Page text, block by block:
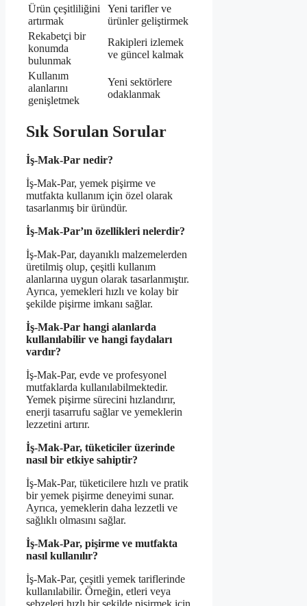
Ürün çeşitliliğini
artırmak
Yeni tarifler ve
ürünler geliştirmek
Rekabetçi bir
konumda
bulunmak
Rakipleri izlemek
ve güncel kalmak
Kullanım
alanlarını
genişletmek
Yeni sektörlere
odaklanmak
Sık Sorulan Sorular
İş-Mak-Par nedir?
İş-Mak-Par, yemek pişirme ve
mutfakta kullanım için özel olarak
tasarlanmış bir üründür.
İş-Mak-Par’ın özellikleri nelerdir?
İş-Mak-Par, dayanıklı malzemelerden
üretilmiş olup, çeşitli kullanım
alanlarına uygun olarak tasarlanmıştır.
Ayrıca, yemekleri hızlı ve kolay bir
şekilde pişirme imkanı sağlar.
İş-Mak-Par hangi alanlarda
kullanılabilir ve hangi faydaları
vardır?
İş-Mak-Par, evde ve profesyonel
mutfaklarda kullanılabilmektedir.
Yemek pişirme sürecini hızlandırır,
enerji tasarrufu sağlar ve yemeklerin
lezzetini artırır.
İş-Mak-Par, tüketiciler üzerinde
nasıl bir etkiye sahiptir?
İş-Mak-Par, tüketicilere hızlı ve pratik
bir yemek pişirme deneyimi sunar.
Ayrıca, yemeklerin daha lezzetli ve
sağlıklı olmasını sağlar.
İş-Mak-Par, pişirme ve mutfakta
nasıl kullanılır?
İş-Mak-Par, çeşitli yemek tariflerinde
kullanılabilir. Örneğin, etleri veya